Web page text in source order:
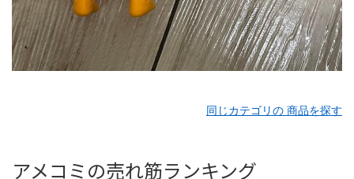
同じカテゴリの 商品を探す
アメコミの売れ筋ランキング